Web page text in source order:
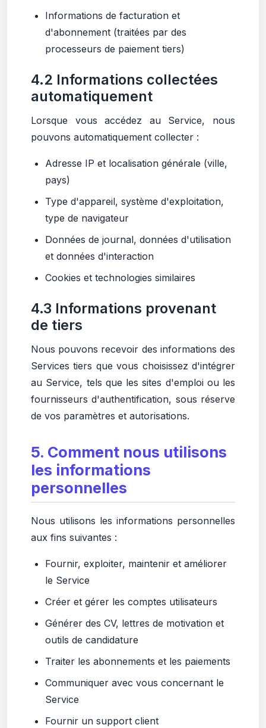
Informations de facturation et
d'abonnement (traitées par des
processeurs de paiement tiers)
4.2 Informations collectées
automatiquement
Lorsque vous accédez au Service, nous
pouvons automatiquement collecter :
Adresse IP et localisation générale (ville,
pays)
Type d'appareil, système d'exploitation,
type de navigateur
Données de journal, données d'utilisation
et données d'interaction
Cookies et technologies similaires
4.3 Informations provenant
de tiers
Nous pouvons recevoir des informations des
Services tiers que vous choisissez d'intégrer
au Service, tels que les sites d'emploi ou les
fournisseurs d'authentification, sous réserve
de vos paramètres et autorisations.
5. Comment nous utilisons
les informations
personnelles
Nous utilisons les informations personnelles
aux fins suivantes :
Fournir, exploiter, maintenir et améliorer
le Service
Créer et gérer les comptes utilisateurs
Générer des CV, lettres de motivation et
outils de candidature
Traiter les abonnements et les paiements
Communiquer avec vous concernant le
Service
Fournir un support client